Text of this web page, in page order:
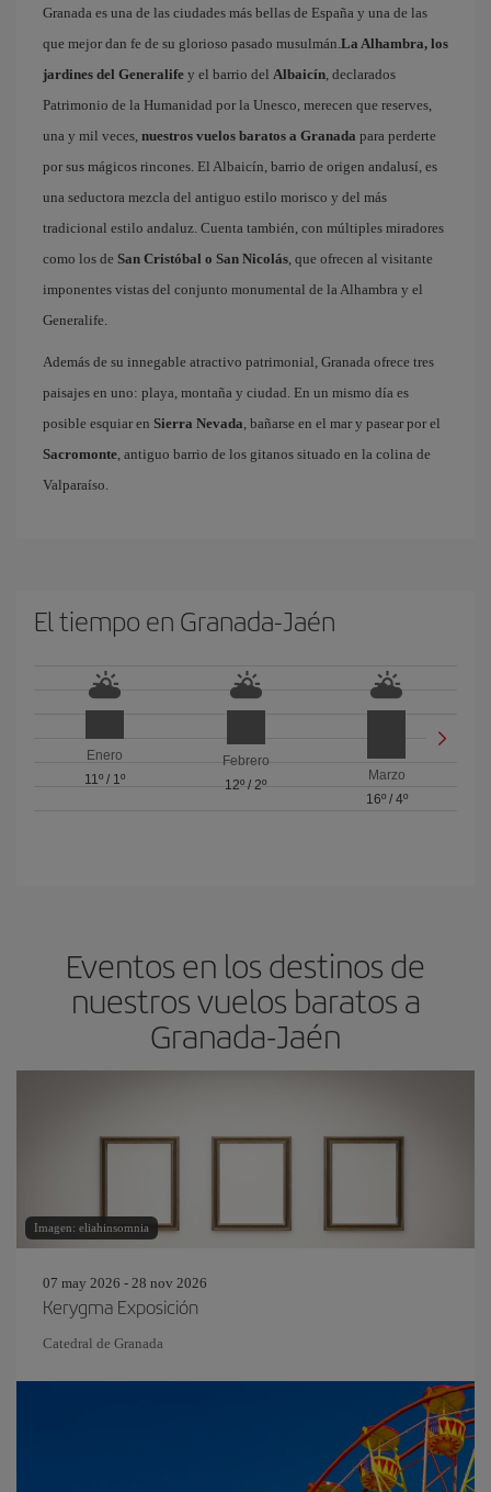
Granada es una de las ciudades más bellas de España y una de las
que mejor dan fe de su glorioso pasado musulmán.La Alhambra, los
jardines del Generalife y el barrio del Albaicín, declarados
Patrimonio de la Humanidad por la Unesco, merecen que reserves,
una y mil veces, nuestros vuelos baratos a Granada para perderte
por sus mágicos rincones. El Albaicín, barrio de origen andalusí, es
una seductora mezcla del antiguo estilo morisco y del más
tradicional estilo andaluz. Cuenta también, con múltiples miradores
como los de San Cristóbal o San Nicolás, que ofrecen al visitante
imponentes vistas del conjunto monumental de la Alhambra y el
Generalife.
Además de su innegable atractivo patrimonial, Granada ofrece tres
paisajes en uno: playa, montaña y ciudad. En un mismo día es
posible esquiar en Sierra Nevada, bañarse en el mar y pasear por el
Sacromonte, antiguo barrio de los gitanos situado en la colina de
Valparaíso.
El tiempo en Granada-Jaén
Enero
11º/ 1º
Febrero
12º / 2º
Marzo
16º/ 4º
Eventos en los destinos de
nuestros vuelos baratos a
Granada-Jaén
Imagen: eliahinsomnia
07 may 2026 - 28 nov 2026
Kerygma Exposición
Catedral de Granada